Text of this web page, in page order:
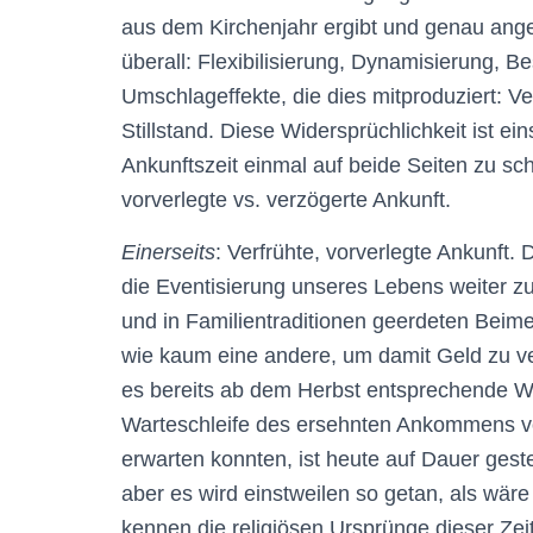
aus dem Kirchenjahr ergibt und genau
überall: Flexibilisierung, Dynamisierung,
Umschlageffekte, die dies mitproduziert:
Stillstand. Diese Widersprüchlichkeit ist
Ankunftszeit einmal auf beide Seiten zu
vorverlegte vs. verzögerte Ankunft.
Einerseits: Verfrühte, vorverlegte Ankunft.
die Eventisierung unseres Lebens weiter
und in Familientraditionen geerdeten
wie kaum eine andere, um damit Geld zu
es bereits ab dem Herbst entsprechende
Warteschleife des ersehnten Ankommens
erwarten konnten, ist heute auf Dauer
aber es wird einstweilen so getan, als
kennen die religiösen Ursprünge dieser